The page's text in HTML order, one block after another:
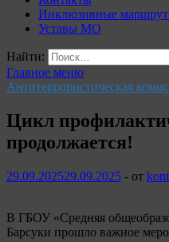
Инклюзивные
Уставы МО
Найти:
Главное меню
Антитеррористическая
Цикл
продолжается!
29.09.202529.09.2025 - от
В ГБОУ «Средняя
Барсуки прошло важное